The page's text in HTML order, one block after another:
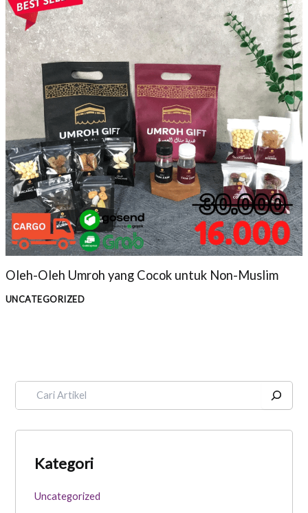
Oleh-Oleh Umroh yang Cocok untuk Non-Muslim
UNCATEGORIZED
Kategori
Uncategorized